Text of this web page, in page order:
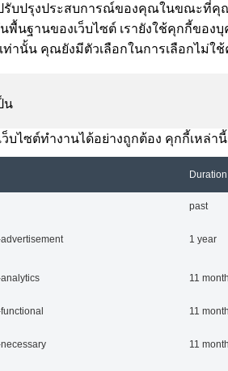
รับปรุงประสบการณ์ของคุณในขณะที่คุ
พื้นฐานของเว็บไซต์ เรายังใช้คุกกี้ของ
านั้น คุณยังมีตัวเลือกในการเลือกไม่ใ
น
เว็บไซต์ทำงานได้อย่างถูกต้อง คุกกี้เ
Duration
past
1 year
11
11
11